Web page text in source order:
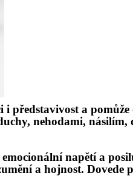
představivost a
nehodami, násilím,
ální napětí a
a hojnost. Dovede